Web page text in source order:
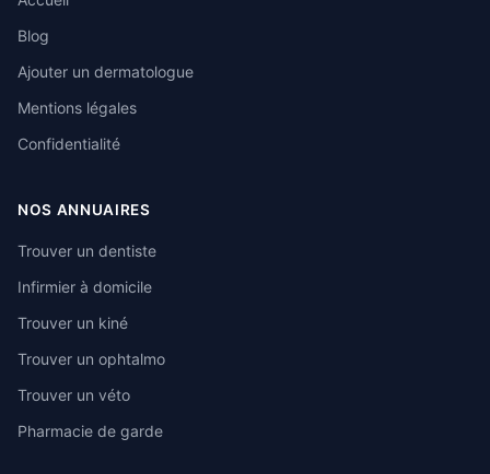
Blog
Ajouter un dermatologue
Mentions légales
Confidentialité
NOS ANNUAIRES
Trouver un dentiste
Infirmier à domicile
Trouver un kiné
Trouver un ophtalmo
Trouver un véto
Pharmacie de garde